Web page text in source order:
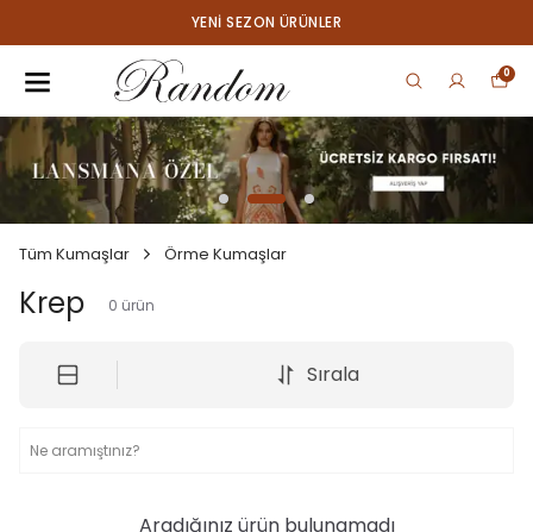
YENI SEZON ÜRÜNLER
0
Tüm Kumaşlar Örme Kumaşlar
Krep 0 ürün
Sırala
Aradığınız ürün bulunamadı